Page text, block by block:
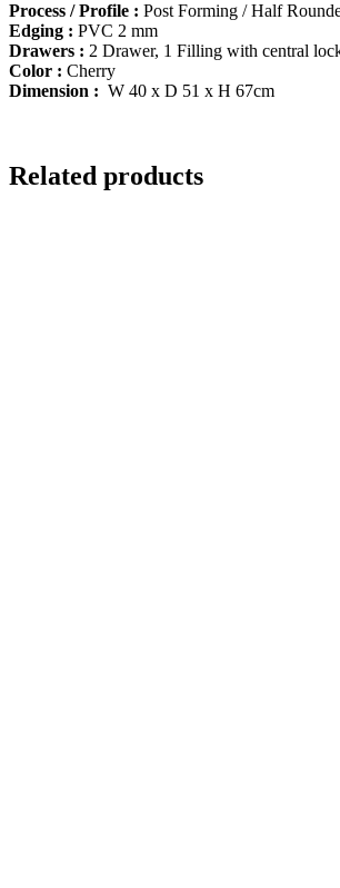
Process / Profile : Post Forming / Half
Edging : PVC 2 mm
Drawers : 2 Drawer, 1 Filling with central
Color : Cherry
Dimension : W 40 x D 51 x H 67cm
Related products